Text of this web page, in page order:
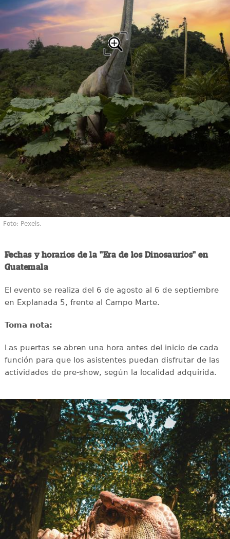
Foto: Pexels.
Fechas y horarios de la "Era de los Dinosaurios" en
Guatemala
El evento se realiza del 6 de agosto al 6 de septiembre
en Explanada 5, frente al Campo Marte.
Toma nota:
Las puertas se abren una hora antes del inicio de cada
función para que los asistentes puedan disfrutar de las
actividades de pre-show, según la localidad adquirida.